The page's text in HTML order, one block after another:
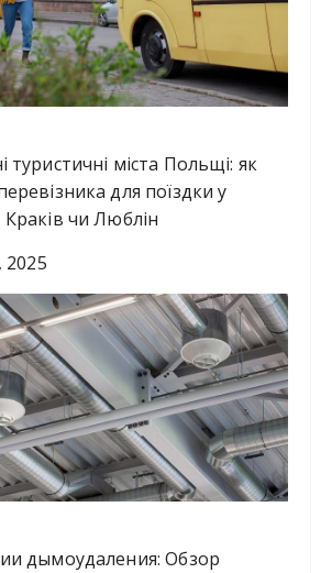
туристичні міста Польщі: як
для поїздки у
чи Люблін
2025
дымоудаления: Обзор